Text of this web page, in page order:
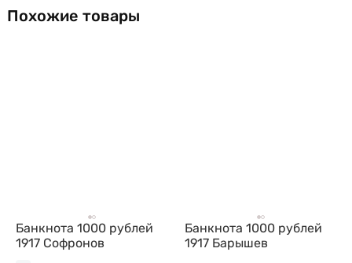
Похожие товары
Банкнота 1000 рублей
1917 Софронов
Банкнота 1000 рублей
1917 Барышев